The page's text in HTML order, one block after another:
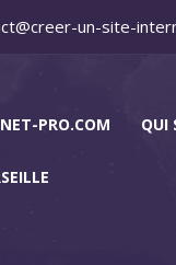
un-site-
PRO.COM QUI